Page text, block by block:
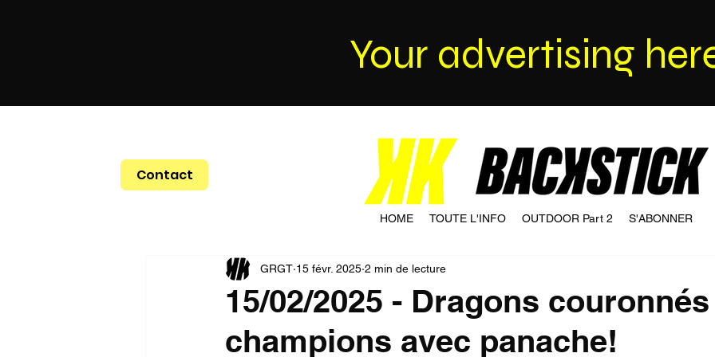
Your advertising
Contact
HOME TOUTE L'INFO OUTDOOR Part 2 S'ABONNER
15/02/2025 - Dragons couronnés
champions avec panache!
GRGT 15 févr. 2025 2 min de lecture